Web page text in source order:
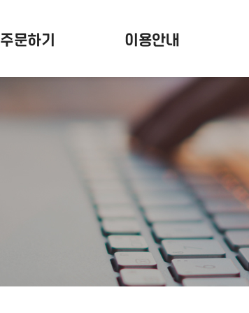
주문하기 이용안내